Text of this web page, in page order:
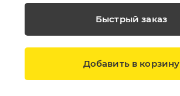
Быстрый заказ
Добавить в корзину